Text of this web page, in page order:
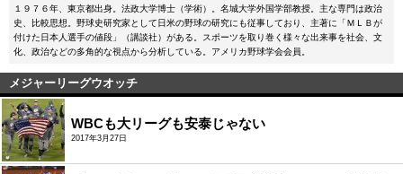
１９７６年、東京都出身。法政大学博士（学術）。名城大学外国学部教授。主な専門は政治
史、比較思想。野球史研究家として日米の野球の研究にも従事しており、主著に「ＭＬＢが
付けた日本人選手の値段」（講談社）がある。スポーツを取り巻く様々な出来事を社会、文
化、政治などの多角的な視点から分析している。アメリカ野球学会会員。
メジャーリーグウオッチ
WBCも大リーグも安泰じゃない
2017年3月27日